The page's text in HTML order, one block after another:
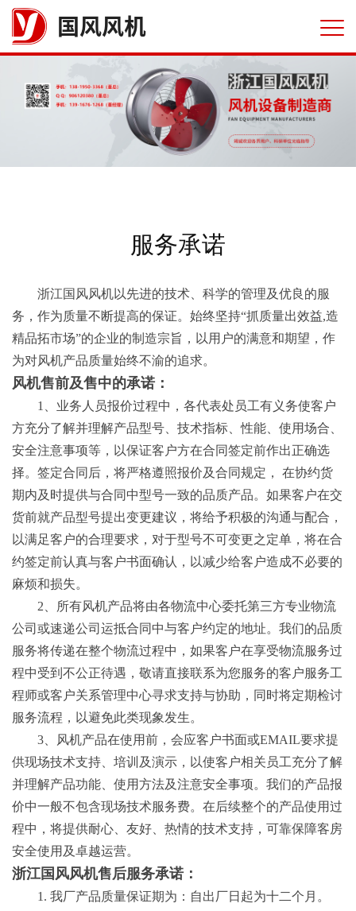
国风风机
服务承诺
浙江国风风机以先进的技术、科学的管理及优良的服
务，作为质量不断提高的保证。始终坚持“抓质量出效益,造
精品拓市场”的企业的制造宗旨，以用户的满意和期望，作
为对风机产品质量始终不渝的追求。
风机售前及售中的承诺：
1、业务人员报价过程中，各代表处员工有义务使客户
方充分了解并理解产品型号、技术指标、性能、使用场合、
安全注意事项等，以保证客户方在合同签定前作出正确选
择。签定合同后，将严格遵照报价及合同规定， 在协约货
期内及时提供与合同中型号一致的品质产品。如果客户在交
货前就产品型号提出变更建议，将给予积极的沟通与配合，
以满足客户的合理要求，对于型号不可变更之定单，将在合
约签定前认真与客户书面确认，以减少给客户造成不必要的
麻烦和损失。
2、所有风机产品将由各物流中心委托第三方专业物流
公司或速递公司运抵合同中与客户约定的地址。我们的品质
服务将传递在整个物流过程中，如果客户在享受物流服务过
程中受到不公正待遇，敬请直接联系为您服务的客户服务工
程师或客户关系管理中心寻求支持与协助，同时将定期检讨
服务流程，以避免此类现象发生。
3、风机产品在使用前，会应客户书面或EMAIL要求提
供现场技术支持、培训及演示，以使客户相关员工充分了解
并理解产品功能、使用方法及注意安全事项。我们的产品报
价中一般不包含现场技术服务费。在后续整个的产品使用过
程中，将提供耐心、友好、热情的技术支持，可靠保障客房
安全使用及卓越运营。
浙江国风风机售后服务承诺：
1. 我厂产品质量保证期为：自出厂日起为十二个月。